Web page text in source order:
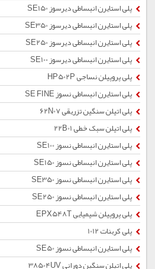
پلی استایرن انبساطی دیرسوز SE150
پلی استایرن انبساطی دیرسوز SE350
پلی استایرن انبساطی دیرسوز SE250
پلی استایرن انبساطی دیرسوز SE100
پلی پروپیلن نساجی HP502P
پلی استایرن انبساطی نسوز SE FINE
پلی اتیلن سنگین تزریقی 62N07
پلی اتیلن سبک خطی 22B01
پلی استایرن انبساطی نسوز SE100
پلی استایرن انبساطی نسوز SE150
پلی استایرن انبساطی نسوز SE350
پلی استایرن انبساطی نسوز SE250
پلی پروپیلن شیمیایی EPX548T
پلی کربنات 1012
پلی استایرن انبساطی نسوز SE50
پلی اتیلن سنگین دورانی 38504UV